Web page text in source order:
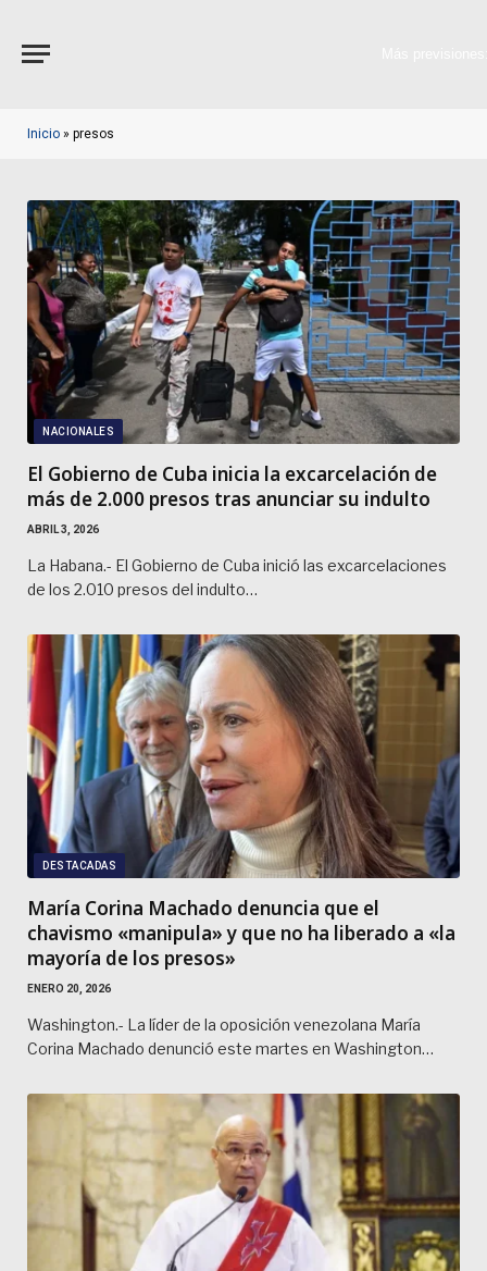
Inicio » presos
NACIONALES
El Gobierno de Cuba inicia la excarcelación de
más de 2.000 presos tras anunciar su indulto
ABRIL 3, 2026
La Habana.- El Gobierno de Cuba inició las excarcelaciones
de los 2.010 presos del indulto…
DESTACADAS
María Corina Machado denuncia que el
chavismo «manipula» y que no ha liberado a «la
mayoría de los presos»
ENERO 20, 2026
Washington.- La líder de la oposición venezolana María
Corina Machado denunció este martes en Washington…